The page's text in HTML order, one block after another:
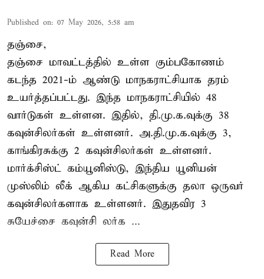
Published on: 07 May 2026, 5:58 am
தஞ்சை,
தஞ்சை மாவட்டத்தில் உள்ள கும்பகோணம்
கடந்த 2021-ம் ஆண்டு மாநகராட்சியாக தரம்
உயர்த்தப்பட்டது. இந்த மாநகராட்சியில் 48
வார்டுகள் உள்ளன. இதில், தி.மு.க.வுக்கு 38
கவுன்சிலர்கள் உள்ளனர். அ.தி.மு.க.வுக்கு 3,
காங்கிரசுக்கு 2 கவுன்சிலர்கள் உள்ளனர்.
மார்க்சிஸ்ட் கம்யூனிஸ்டு, இந்திய யூனியன்
முஸ்லிம் லீக் ஆகிய கட்சிகளுக்கு தலா ஒருவர்
கவுன்சிலர்களாக உள்ளனர். இதுதவிர 3
சுயேச்சை கவுன்சி லர்க ...
Read More